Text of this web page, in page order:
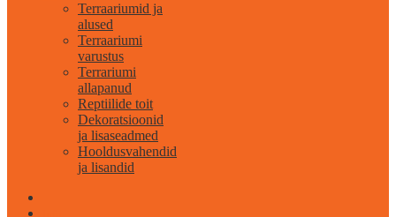
Terraariumid ja
alused
Terraariumi
varustus
Terrariumi
allapanud
Reptiilide toit
Dekoratsioonid
ja lisaseadmed
Hooldusvahendid
ja lisandid